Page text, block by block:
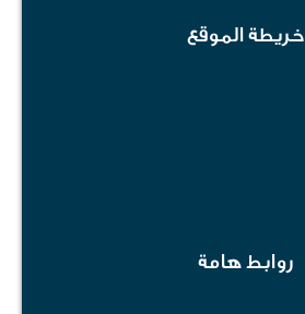
خريطة الموقع
روابط هامة